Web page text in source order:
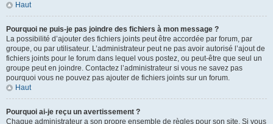
Haut
Pourquoi ne puis-je pas joindre des fichiers à mon message ?
La possibilité d’ajouter des fichiers joints peut être accordée par forum, par
groupe, ou par utilisateur. L’administrateur peut ne pas avoir autorisé l’ajout de
fichiers joints pour le forum dans lequel vous postez, ou peut-être que seul un
groupe peut en joindre. Contactez l’administrateur si vous ne savez pas
pourquoi vous ne pouvez pas ajouter de fichiers joints sur un forum.
Haut
Pourquoi ai-je reçu un avertissement ?
Chaque administrateur a son propre ensemble de règles pour son site. Si vous